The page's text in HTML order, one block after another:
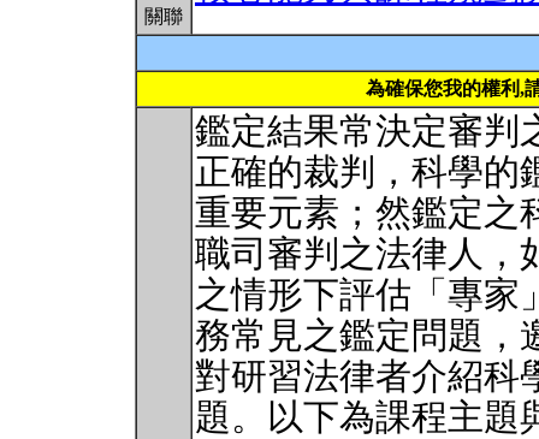
關聯
為確保您我的權利,
鑑定結果常決定審判
正確的裁判，科學的
重要元素；然鑑定之
職司審判之法律人，
之情形下評估「專家
務常見之鑑定問題，
對研習法律者介紹科
題。以下為課程主題